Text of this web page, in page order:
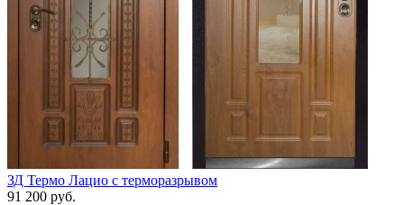
ЗД Термо Лацио с терморазрывом
91 200 руб.